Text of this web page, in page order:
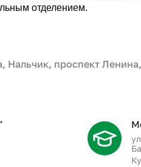
отделением.
Нальчик, проспект